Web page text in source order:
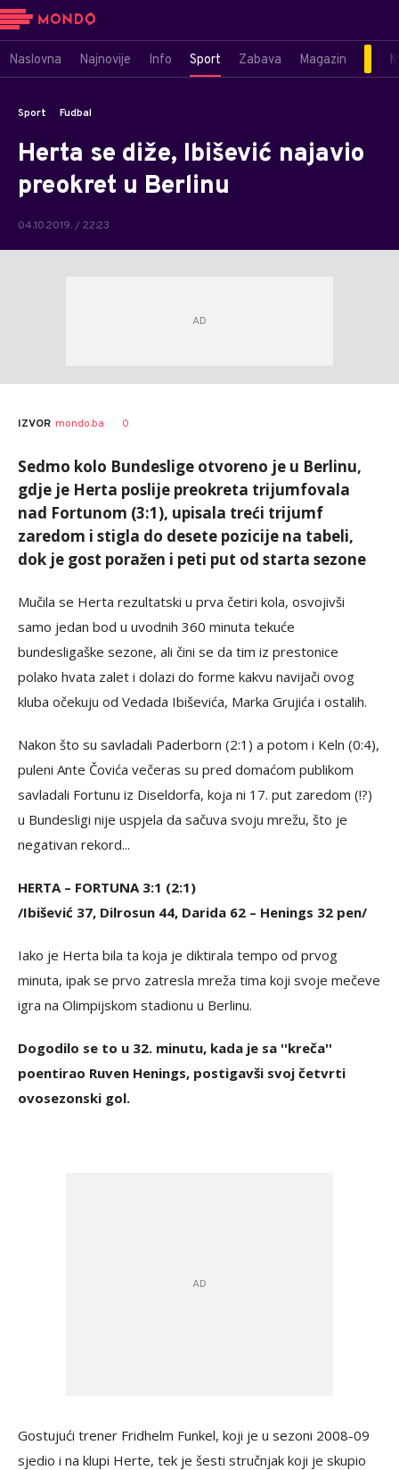
Naslovna Najnovije Info Sport Zabava Magazin
Sport Fudbal
Herta se diže, Ibišević najavio
preokret u Berlinu
04.10.2019. / 22:23
IZVOR mondo.ba 0
Sedmo kolo Bundeslige otvoreno je u Berlinu,
gdje je Herta poslije preokreta trijumfovala
nad Fortunom (3:1), upisala treći trijumf
zaredom i stigla do desete pozicije na tabeli,
dok je gost poražen i peti put od starta sezone
Mučila se Herta rezultatski u prva četiri kola, osvojivši
samo jedan bod u uvodnih 360 minuta tekuće
bundesligaške sezone, ali čini se da tim iz prestonice
polako hvata zalet i dolazi do forme kakvu navijači ovog
kluba očekuju od Vedada Ibiševića, Marka Grujića i ostalih.
Nakon što su savladali Paderborn (2:1) a potom i Keln (0:4),
puleni Ante Čovića večeras su pred domaćom publikom
savladali Fortunu iz Diseldorfa, koja ni 17. put zaredom (!?)
u Bundesligi nije uspjela da sačuva svoju mrežu, što je
negativan rekord...
HERTA – FORTUNA 3:1 (2:1)
/Ibišević 37, Dilrosun 44, Darida 62 – Henings 32 pen/
Iako je Herta bila ta koja je diktirala tempo od prvog
minuta, ipak se prvo zatresla mreža tima koji svoje mečeve
igra na Olimpijskom stadionu u Berlinu.
Dogodilo se to u 32. minutu, kada je sa ''kreča''
poentirao Ruven Henings, postigavši svoj četvrti
ovosezonski gol.
Gostujući trener Fridhelm Funkel, koji je u sezoni 2008-09
sjedio i na klupi Herte, tek je šesti stručnjak koji je skupio